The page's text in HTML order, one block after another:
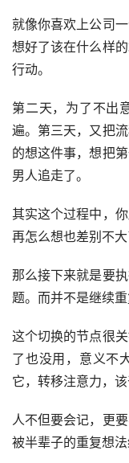
就像你喜欢上公司
想好了该在什么样
行动。
第二天，为了不出
遍。第三天，又把
的想这件事，想把
男人追走了。
其实这个过程中，
再怎么想也差别不大
那么接下来就是要
题。而并不是继续重
这个切换的节点很
了也没用，意义不
它，转移注意力，该
人不但要会记，更
被半辈子的重复想法